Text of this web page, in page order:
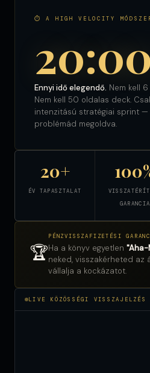
⏱ A HIGH VELOCITY
20:00
Ennyi idő elegendő. Nem kell
Nem kell 50 oldalas deck.
intenzitású stratégiai sprint —
problémád megoldva.
20+
ÉV TAPASZTALAT
GARANCIA
🏆
PÉNZVISSZAFIZETÉSI
Ha a könyv egyetlen "Aha-
neked, visszakérheted az
vállalja a kockázatot.
LIVE KÖZÖSSÉGI VISSZAJELZÉS